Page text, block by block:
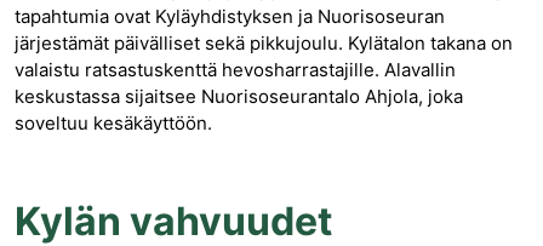
tapahtumia ovat Kyläyhdistyksen ja Nuorisoseuran
järjestämät päivälliset sekä pikkujoulu. Kylätalon takana on
valaistu ratsastuskenttä hevosharrastajille. Alavallin
keskustassa sijaitsee Nuorisoseurantalo Ahjola, joka
soveltuu kesäkäyttöön.
Kylän vahvuudet